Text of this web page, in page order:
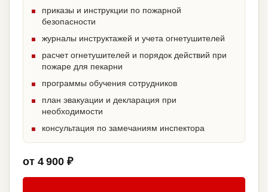
приказы и инструкции по пожарной
безопасности
журналы инструктажей и учета огнетушителей
расчет огнетушителей и порядок действий при
пожаре для пекарни
программы обучения сотрудников
план эвакуации и декларация при
необходимости
консультация по замечаниям инспектора
от 4 900 ₽